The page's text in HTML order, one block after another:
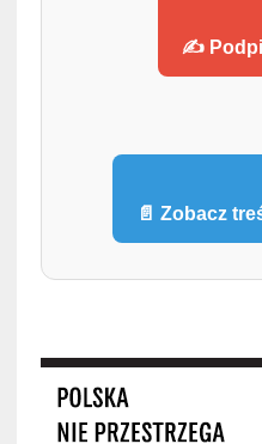
✍️
📄 Zobacz